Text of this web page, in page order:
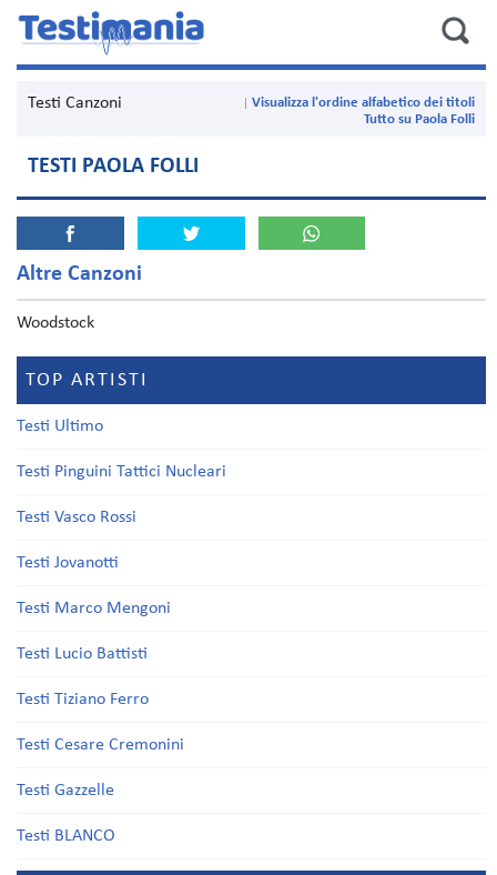
Testi Canzoni
Visualizza l'ordine alfabetico dei titoli
Tutto su Paola Folli
TESTI PAOLA FOLLI
Altre Canzoni
Woodstock
TOP ARTISTI
Testi Ultimo
Testi Pinguini Tattici Nucleari
Testi Vasco Rossi
Testi Jovanotti
Testi Marco Mengoni
Testi Lucio Battisti
Testi Tiziano Ferro
Testi Cesare Cremonini
Testi Gazzelle
Testi BLANCO